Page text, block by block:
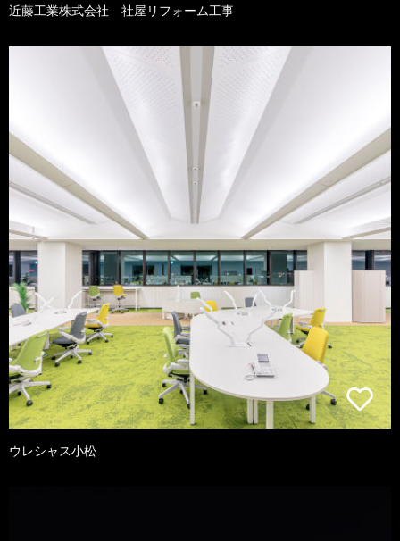
近藤工業株式会社 社屋リフォーム工事
ウレシャス小松